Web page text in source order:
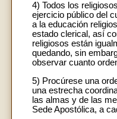
4) Todos los
ejercicio público del
a la educación
estado clerical, así
religiosos están
quedando, sin
observar cuanto
5) Procúrese una
una estrecha
las almas y de las
Sede Apostólica, a